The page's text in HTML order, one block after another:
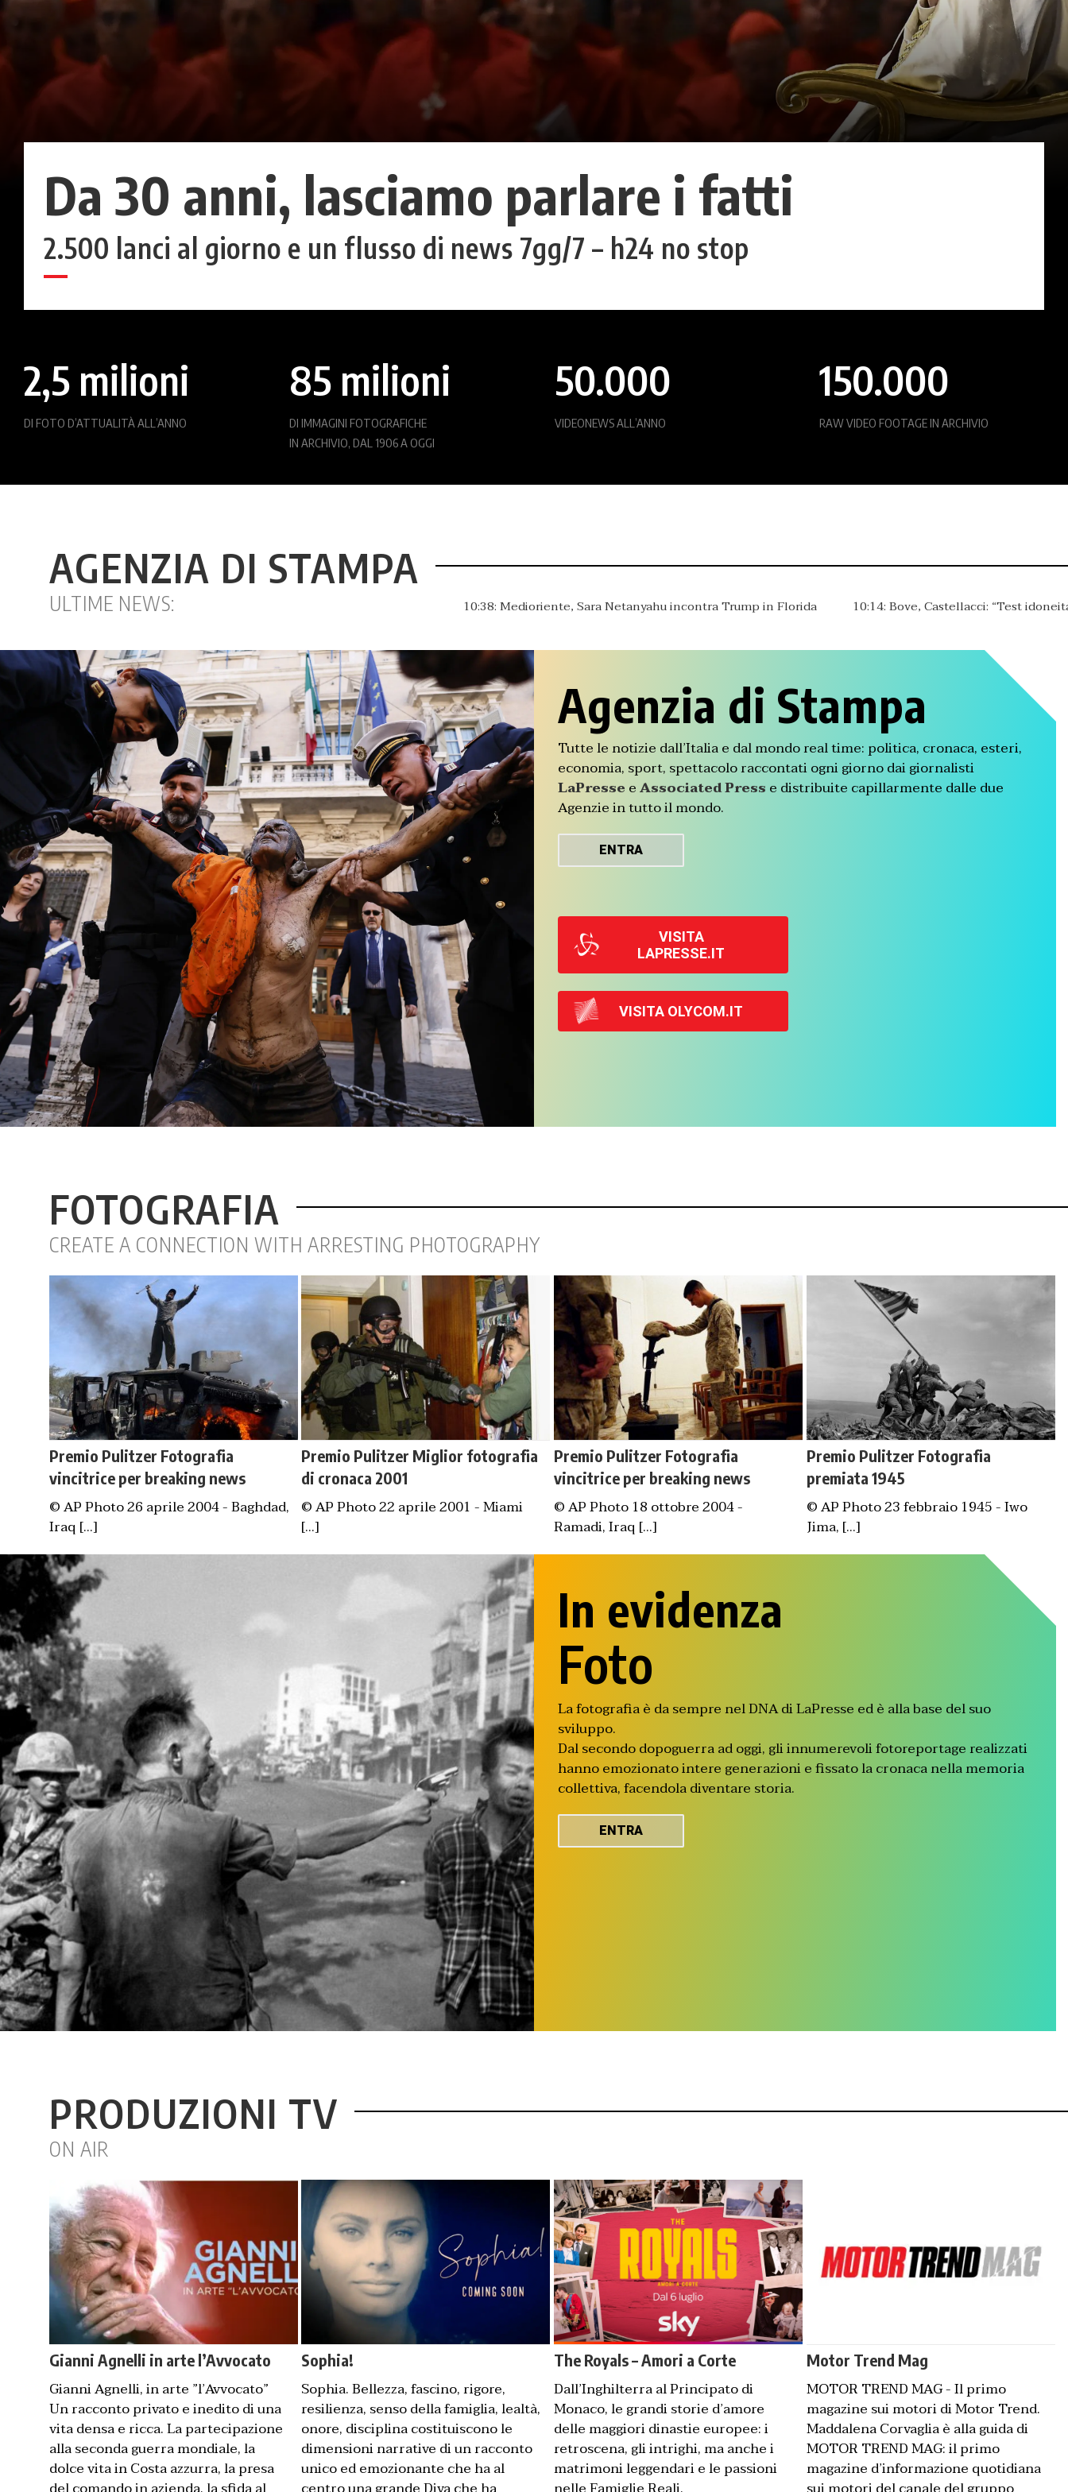
Da 30 anni, lasciamo parlare i fatti
2.500 lanci al giorno e un flusso di news 7gg/7 – h24 no stop
2,5 milioni
DI FOTO D’ATTUALITÀ ALL’ANNO
85 milioni
DI IMMAGINI FOTOGRAFICHE
IN ARCHIVIO, DAL 1906 A OGGI
50.000
VIDEONEWS ALL’ANNO
150.000
RAW VIDEO FOOTAGE IN ARCHIVIO
AGENZIA DI STAMPA
ULTIME NEWS: 10:38: Medioriente, Sara Netanyahu incontra Trump in Florida 10:14: Bove, Castellacci: “Test idoneità è passaporto per
Agenzia di Stampa
Tutte le notizie dall’Italia e dal mondo real time: politica, cronaca, esteri,
economia, sport, spettacolo raccontati ogni giorno dai giornalisti
LaPresse eAssociated Press e distribuite capillarmente dalle due
Agenzie in tutto il mondo.
ENTRA
VISITA
LAPRESSE.IT
VISITA OLYCOM.IT
FOTOGRAFIA
CREATE A CONNECTION WITH ARRESTING PHOTOGRAPHY
Premio Pulitzer Fotografia
vincitrice per breaking news
© AP Photo 26 aprile 2004 - Baghdad,
Iraq [...]
Premio Pulitzer Miglior fotografia
di cronaca 2001
Premio Pulitzer Miglior fotografia
di cronaca 2001
© AP Photo 22 aprile 2001 - Miami
[...]
Premio Pulitzer Fotografia
vincitrice per breaking news
Premio Pulitzer Fotografia
vincitrice per breaking news
© AP Photo 18 ottobre 2004 -
Ramadi, Iraq [...]
Premio Pulitzer Fotografia
premiata 1945
Premio Pulitzer Fotografia
premiata 1945
© AP Photo 23 febbraio 1945 - Iwo
Jima, [...]
In evidenza
Foto
La fotografia è da sempre nel DNA di LaPresse ed è alla base del suo
sviluppo.
Dal secondo dopoguerra ad oggi, gli innumerevoli fotoreportage realizzati
hanno emozionato intere generazioni e fissato la cronaca nella memoria
collettiva, facendola diventare storia.
ENTRA
PRODUZIONI TV
ON AIR
Gianni Agnelli in arte l’Avvocato
Gianni Agnelli, in arte ”l’Avvocato”
Un racconto privato e inedito di una
vita densa e ricca. La partecipazione
alla seconda guerra mondiale, la
dolce vita in Costa azzurra, la presa
Sophia!
Sophia!
Sophia. Bellezza, fascino, rigore,
resilienza, senso della famiglia, lealtà,
onore, disciplina costituiscono le
dimensioni narrative di un racconto
unico ed emozionante che ha al
The Royals – Amori a Corte
The Royals – Amori a Corte
Dall’Inghilterra al Principato di
Monaco, le grandi storie d’amore
delle maggiori dinastie europee: i
retroscena, gli intrighi, ma anche i
matrimoni leggendari e le passioni
Motor Trend Mag
Motor Trend Mag
MOTOR TREND MAG - Il primo
magazine sui motori di Motor Trend.
Maddalena Corvaglia è alla guida di
MOTOR TREND MAG: il primo
magazine d’informazione quotidiana